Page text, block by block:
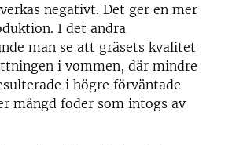
negativt. Det ger en mer
I det andra
man se att gräsets kvalitet
i vommen, där mindre
i högre förväntade
mängd foder som intogs av